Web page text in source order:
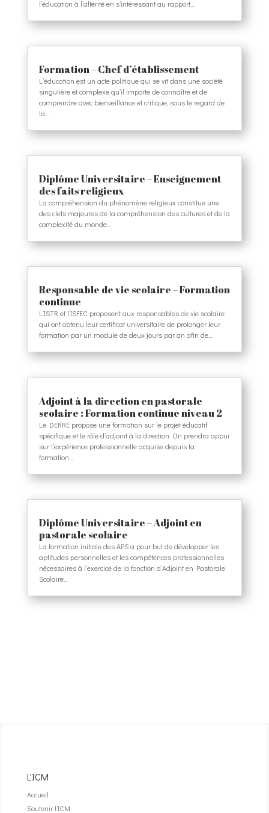
l’éducation à l’altérité en s’intéressant au rapport…
Formation – Chef d’établissement
L’éducation est un acte politique qui se vit dans une société
singulière et complexe qu’il importe de connaître et de
comprendre avec bienveillance et critique, sous le regard de
la…
Diplôme Universitaire – Enseignement
des faits religieux
La compréhension du phénomène religieux constitue une
des clefs majeures de la compréhension des cultures et de la
complexité du monde…
Responsable de vie scolaire – Formation
continue
L’ISTR et l’ISFEC proposent aux responsables de vie scolaire
qui ont obtenu leur certificat universitaire de prolonger leur
formation par un module de deux jours par an afin de…
Adjoint à la direction en pastorale
scolaire : Formation continue niveau 2
Le DERRE propose une formation sur le projet éducatif
spécifique et le rôle d’adjoint à la direction. On prendra appui
sur l’expérience professionnelle acquise depuis la
formation…
Diplôme Universitaire – Adjoint en
pastorale scolaire
La formation initiale des APS a pour but de développer les
aptitudes personnelles et les compétences professionnelles
nécessaires à l’exercice de la fonction d’Adjoint en Pastorale
Scolaire…
L'ICM
Accueil
Soutenir l’ICM